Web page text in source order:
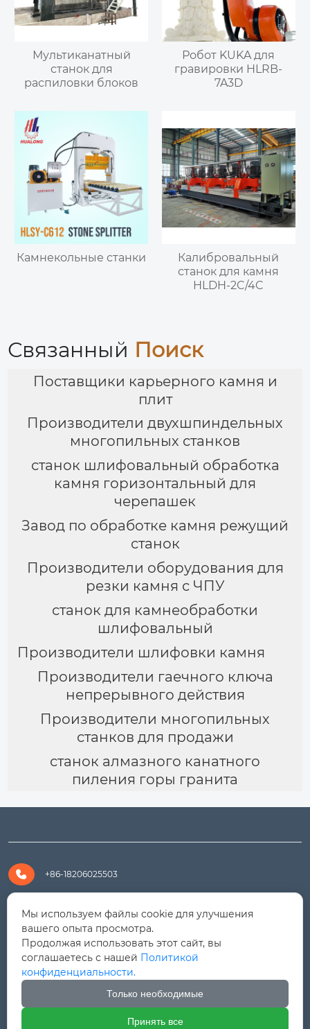
Мультиканатный
станок для
распиловки блоков
Робот KUKA для
гравировки HLRB-
7A3D
Камнекольные станки
Калибровальный
станок для камня
HLDH-2C/4C
Связанный Поиск
Поставщики карьерного камня и
плит
Производители двухшпиндельных
многопильных станков
станок шлифовальный обработка
камня горизонтальный для
черепашек
Завод по обработке камня режущий
станок
Производители оборудования для
резки камня с ЧПУ
станок для камнеобработки
шлифовальный
Производители шлифовки камня
Производители гаечного ключа
непрерывного действия
Производители многопильных
станков для продажи
станок алмазного канатного
пиления горы гранита
 +86-18206025503
 +8618206025503
 yanali@hualongm.com

351144, Китай, пров.Фуцзянь, г. Путянь, район Личэн,

Мы используем файлы cookie для улучшения
вашего опыта просмотра.
Продолжая использовать этот сайт, вы
соглашаетесь с нашей Политикой
конфиденциальности.
Только необходимые
Принять все